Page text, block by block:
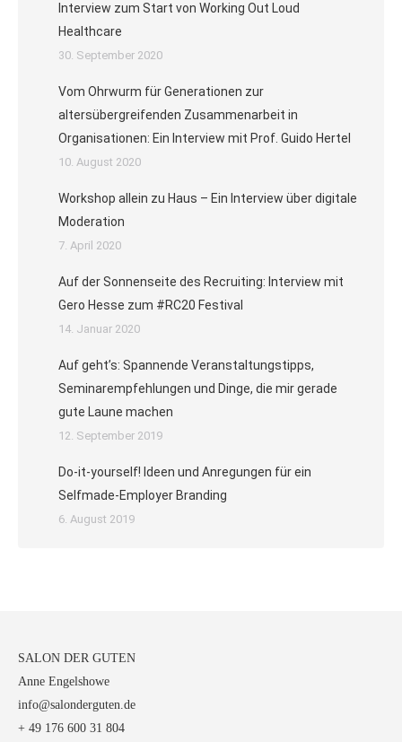
Interview zum Start von Working Out Loud
Healthcare
30. September 2020
Vom Ohrwurm für Generationen zur
altersübergreifenden Zusammenarbeit in
Organisationen: Ein Interview mit Prof. Guido Hertel
10. August 2020
Workshop allein zu Haus – Ein Interview über digitale
Moderation
7. April 2020
Auf der Sonnenseite des Recruiting: Interview mit
Gero Hesse zum #RC20 Festival
14. Januar 2020
Auf geht’s: Spannende Veranstaltungstipps,
Seminarempfehlungen und Dinge, die mir gerade
gute Laune machen
12. September 2019
Do-it-yourself! Ideen und Anregungen für ein
Selfmade-Employer Branding
6. August 2019
SALON DER GUTEN
Anne Engelshowe
info@salonderguten.de
+ 49 176 600 31 804